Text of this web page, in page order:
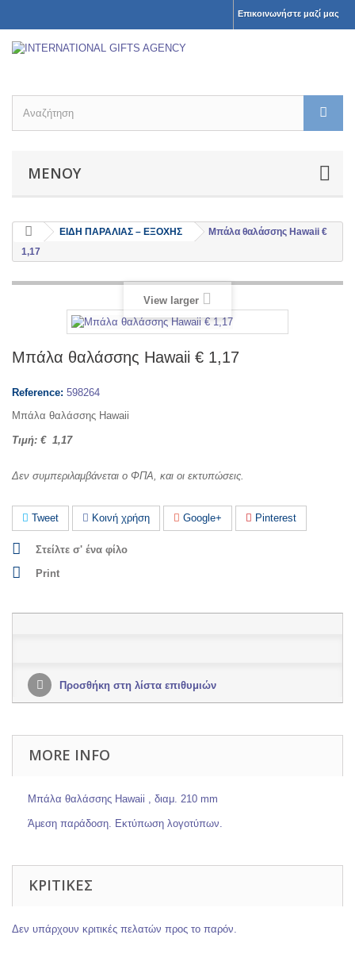
Επικοινωνήστε μαζί μας
ΜΕΝΟΎ
ΕΙΔΗ ΠΑΡΑΛΙΑΣ – ΕΞΟΧΗΣ
Μπάλα θαλάσσης Hawaii €
1,17
View larger
Μπάλα θαλάσσης Hawaii € 1,17
Reference: 598264
Μπάλα θαλάσσης Hawaii
Τιμή: € 1,17
Δεν συμπεριλαμβάνεται ο ΦΠΑ, και οι εκτυπώσεις.
Tweet Κοινή χρήση Google+ Pinterest
Στείλτε σ' ένα φίλο
Print
Προσθήκη στη λίστα επιθυμιών
MORE INFO
Μπάλα θαλάσσης Hawaii , διαμ. 210 mm
Άμεση παράδοση. Εκτύπωση λογοτύπων.
ΚΡΙΤΙΚΈΣ
Δεν υπάρχουν κριτικές πελατών προς το παρόν.